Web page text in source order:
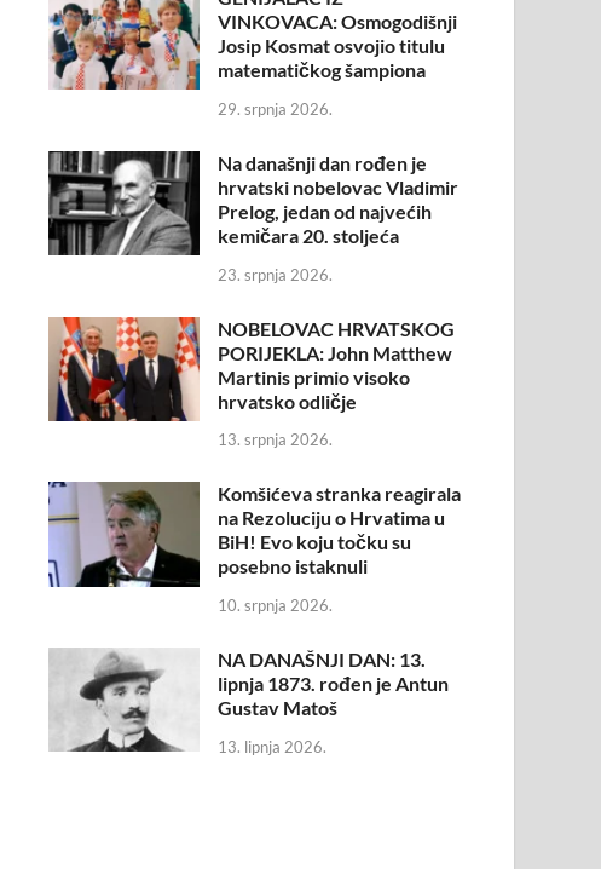
VINKOVACA: Osmogodišnji
Josip Kosmat osvojio titulu
matematičkog šampiona
29. srpnja 2026.
Na današnji dan rođen je
hrvatski nobelovac Vladimir
Prelog, jedan od najvećih
kemičara 20. stoljeća
23. srpnja 2026.
NOBELOVAC HRVATSKOG
PORIJEKLA: John Matthew
Martinis primio visoko
hrvatsko odličje
13. srpnja 2026.
Komšićeva stranka reagirala
na Rezoluciju o Hrvatima u
BiH! Evo koju točku su
posebno istaknuli
10. srpnja 2026.
NA DANAŠNJI DAN: 13.
lipnja 1873. rođen je Antun
Gustav Matoš
13. lipnja 2026.